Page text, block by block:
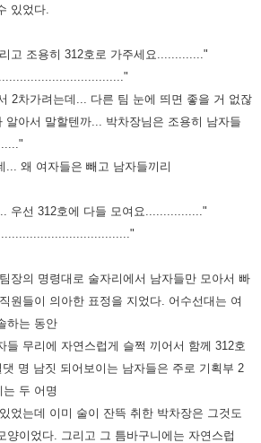
있었다.
고 조용히 312호로 가주세요............."
2차가려는데... 다른 팀 눈에 띄면 좋을 거 없잖
알아서 말할텐까... 박차장님은 조용히 남자들
왜 여자들은 빼고 남자들끼리
우선 312호에 다들 모여요................"
장의 명령대로 술자리에서 남자들만 모아서 빠
원들이 의아한 표정을 지었다. 어수선대는 여
하는 동안
들 무리에 자연스럽게 슬쩍 끼어서 함께 312호
명 남짓 되어보이는 남자들은 주로 기획부 2
두 어명
있었는데 이미 술이 잔뜩 취한 박차장은 그것도
양이었다. 그리고 그 틈바구니에는 자연스럽